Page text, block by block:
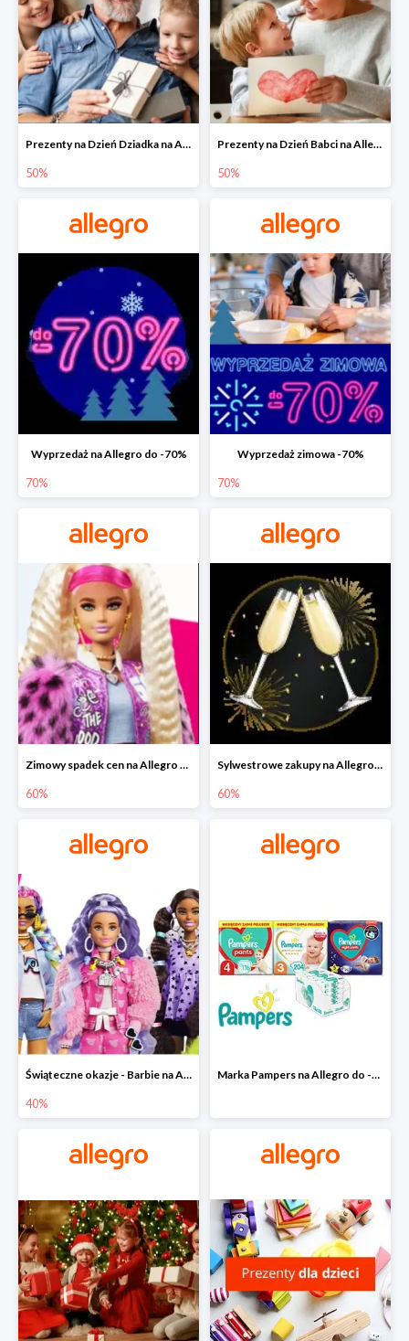
Prezenty na Dzień Dziadka na Allegro do -50%
50%
Prezenty na Dzień Babci na Allegro do -50%
50%
Wyprzedaż na Allegro do -70%
70%
Wyprzedaż zimowa -70%
70%
Zimowy spadek cen na Allegro - lalki Barbie do -60%
60%
Sylwestrowe zakupy na Allegro do -60%
60%
Świąteczne okazje - Barbie na Allegro do -40%
40%
Marka Pampers na Allegro do -35%